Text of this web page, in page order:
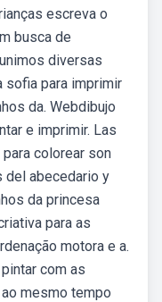
escreva o
busca de
diversas
sofia para imprimir
da. Webdibujo
e imprimir. Las
colorear son
del abecedario y
da princesa
para as
motora e a.
com as
mesmo tempo